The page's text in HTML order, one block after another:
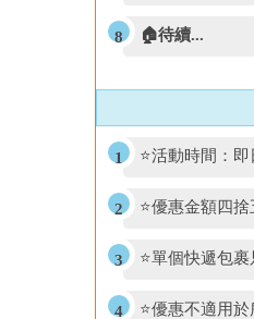
🏠待續...
⭐活動時間：
⭐優惠金額四捨
⭐單個快遞包
⭐優惠不適用